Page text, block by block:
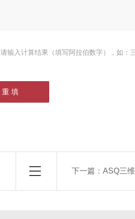
请输入计算结果（填写阿拉伯数字），如：
下一篇： ASQ三维